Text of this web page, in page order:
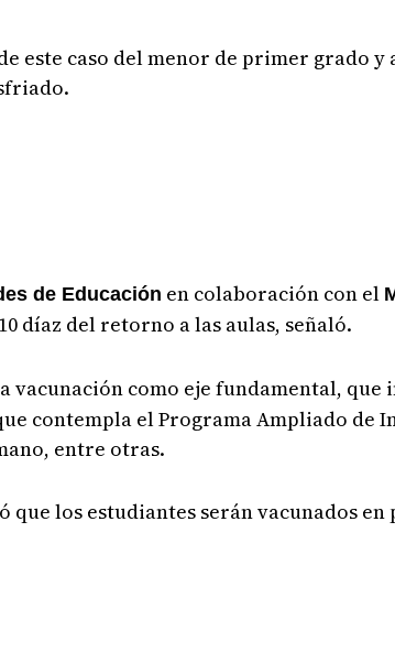
este caso del menor de primer grado y
de Educación en colaboración con el
díaz del retorno a las aulas, señaló.
vacunación como eje fundamental, que
contempla el Programa Ampliado de
entre otras.
que los estudiantes serán vacunados en